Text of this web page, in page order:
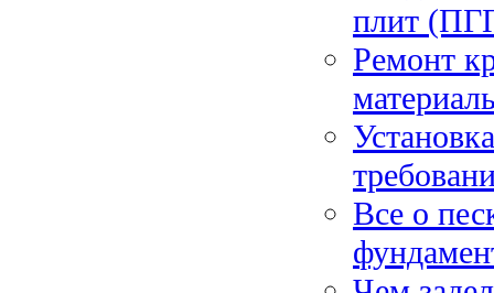
плит
Ремонт
Все о